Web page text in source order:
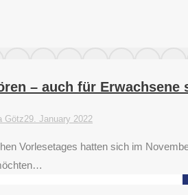
– auch für Erwachsene
Götz29. January 2022
Vorlesetages hatten sich im